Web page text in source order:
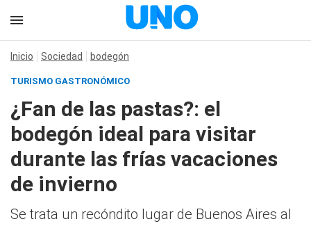
Inicio Sociedad bodegón
TURISMO GASTRONÓMICO
¿Fan de las pastas?: el
bodegón ideal para visitar
durante las frías vacaciones
de invierno
Se trata un recóndito lugar de Buenos Aires al